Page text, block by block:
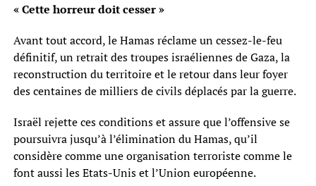
« Cette horreur doit cesser »
Avant tout accord, le Hamas réclame un cessez-le-feu
définitif, un retrait des troupes israéliennes de Gaza, la
reconstruction du territoire et le retour dans leur foyer
des centaines de milliers de civils déplacés par la guerre.
Israël rejette ces conditions et assure que l’offensive se
poursuivra jusqu’à l’élimination du Hamas, qu’il
considère comme une organisation terroriste comme le
font aussi les Etats-Unis et l’Union européenne.